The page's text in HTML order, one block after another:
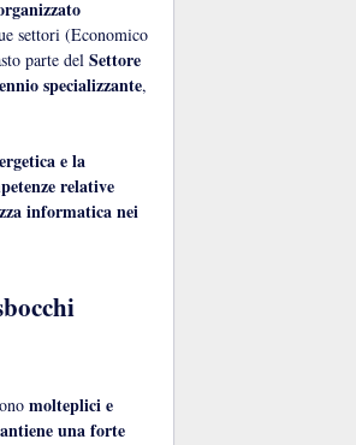
settori (Economico
parte del Settore
specializzante,
e la
relative
informatica nei
molteplici e
una forte